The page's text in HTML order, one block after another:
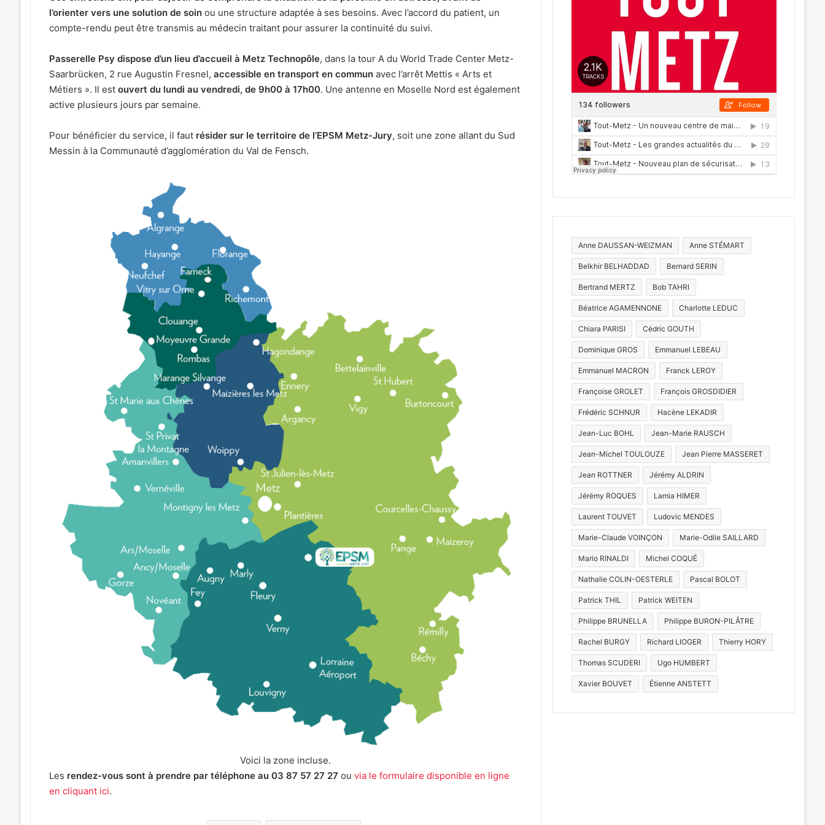
l’orienter vers une solution de soinou une structure adaptée à ses besoins. Avec l’accord du patient, un
compte-rendu peut être transmis au médecin traitant pour assurer la continuité du suivi.
Passerelle Psy dispose d’un lieu d’accueil à Metz Technopôle, dans la tour A du World Trade Center Metz-
Saarbrücken, 2 rue Augustin Fresnel, accessible en transport en communavec l’arrêt Mettis « Arts et
Métiers ». Il est ouvert du lundi au vendredi, de 9h00 à 17h00. Une antenne en Moselle Nord est également
active plusieurs jours par semaine.
Pour bénéficier du service, il faut résider sur le territoire de l’EPSM Metz-Jury, soit une zone allant du Sud
Messin à la Communauté d’agglomération du Val de Fensch.
Voici la zone incluse.
Les rendez-vous sont à prendre par téléphone au 03 87 57 27 27 ou via le formulaire disponible en ligne
en cliquant ici.
Anne DAUSSAN-WEIZMAN Anne STÉMART
Belkhir BELHADDAD Bernard SERIN
Bertrand MERTZ Bob TAHRI
Béatrice AGAMENNONE Charlotte LEDUC
Chiara PARISI Cédric GOUTH
Dominique GROS Emmanuel LEBEAU
Emmanuel MACRON Franck LEROY
Françoise GROLET François GROSDIDIER
Frédéric SCHNUR Hacène LEKADIR
Jean-Luc BOHL Jean-Marie RAUSCH
Jean-Michel TOULOUZE Jean Pierre MASSERET
Jean ROTTNER Jérémy ALDRIN
Jérémy ROQUES Lamia HIMER
Laurent TOUVET Ludovic MENDES
Marie-Claude VOINÇON Marie-Odile SAILLARD
Mario RINALDI Michel COQUÉ
Nathalie COLIN-OESTERLE Pascal BOLOT
Patrick THIL Patrick WEITEN
Philippe BRUNELLA Philippe BURON-PILÂTRE
Rachel BURGY Richard LIOGER Thierry HORY
Thomas SCUDERI Ugo HUMBERT
Xavier BOUVET Étienne ANSTETT